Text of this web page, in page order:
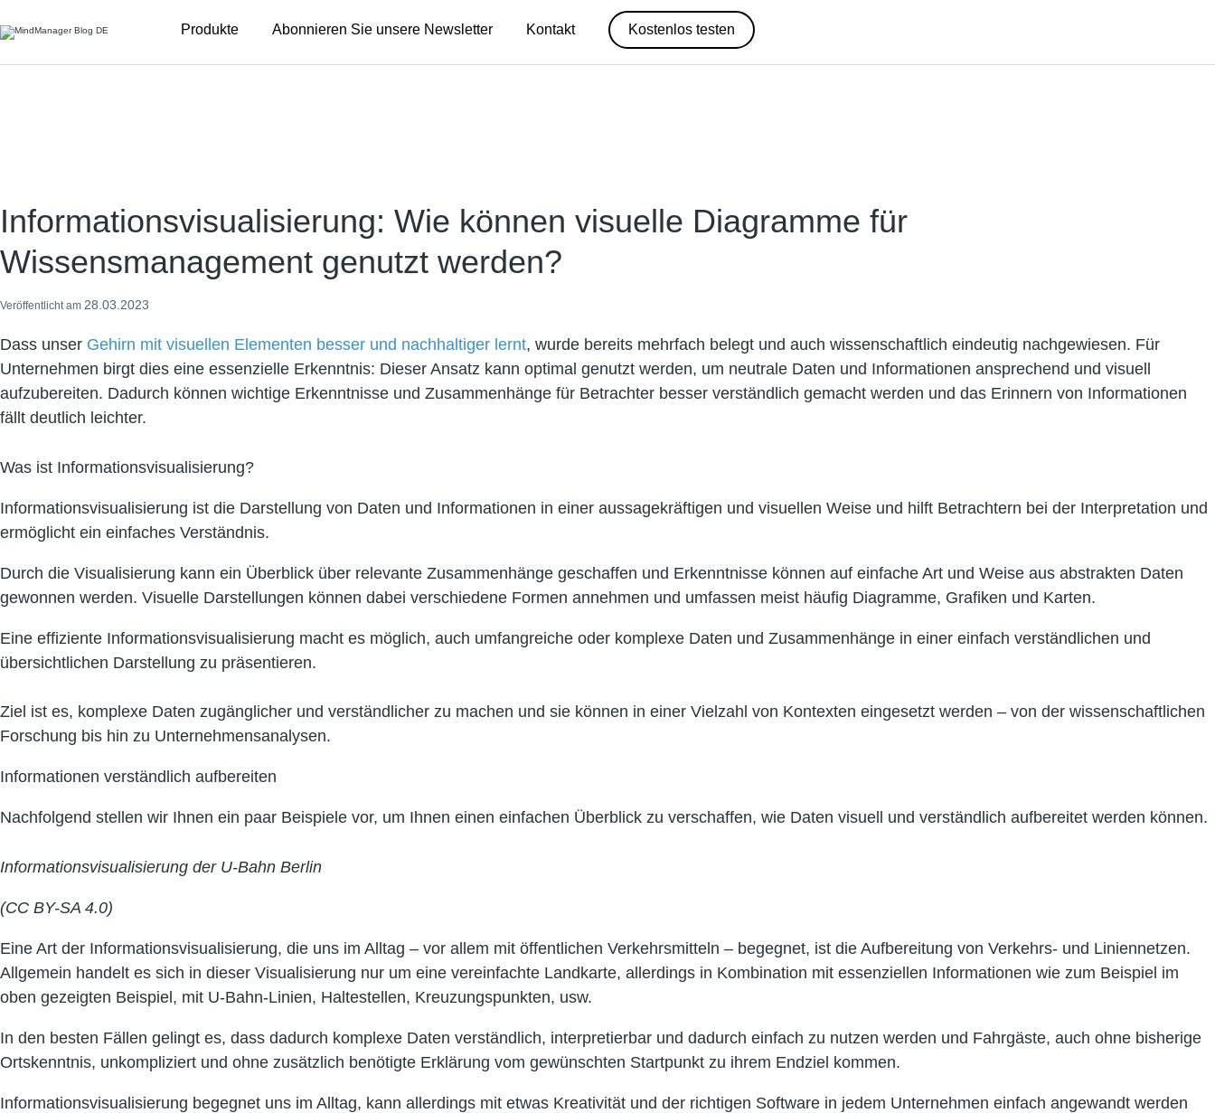
Additional
menu
Produkte Abonnieren Sie unsere Newsletter Kontakt Kostenlos testen
Informationsvisualisierung: Wie können visuelle Diagramme für
Wissensmanagement genutzt werden?
Veröffentlicht am 28.03.2023
Dass unser Gehirn mit visuellen Elementen besser und nachhaltiger lernt, wurde bereits mehrfach belegt und auch wissenschaftlich eindeutig nachgewiesen. Für
Unternehmen birgt dies eine essenzielle Erkenntnis: Dieser Ansatz kann optimal genutzt werden, um neutrale Daten und Informationen ansprechend und visuell
aufzubereiten. Dadurch können wichtige Erkenntnisse und Zusammenhänge für Betrachter besser verständlich gemacht werden und das Erinnern von Informationen
fällt deutlich leichter.
Was ist Informationsvisualisierung?
Informationsvisualisierung ist die Darstellung von Daten und Informationen in einer aussagekräftigen und visuellen Weise und hilft Betrachtern bei der Interpretation und
ermöglicht ein einfaches Verständnis.
Durch die Visualisierung kann ein Überblick über relevante Zusammenhänge geschaffen und Erkenntnisse können auf einfache Art und Weise aus abstrakten Daten
gewonnen werden. Visuelle Darstellungen können dabei verschiedene Formen annehmen und umfassen meist häufig Diagramme, Grafiken und Karten.
Eine effiziente Informationsvisualisierung macht es möglich, auch umfangreiche oder komplexe Daten und Zusammenhänge in einer einfach verständlichen und
übersichtlichen Darstellung zu präsentieren.
Ziel ist es, komplexe Daten zugänglicher und verständlicher zu machen und sie können in einer Vielzahl von Kontexten eingesetzt werden – von der wissenschaftlichen
Forschung bis hin zu Unternehmensanalysen.
Informationen verständlich aufbereiten
Nachfolgend stellen wir Ihnen ein paar Beispiele vor, um Ihnen einen einfachen Überblick zu verschaffen, wie Daten visuell und verständlich aufbereitet werden können.
Informationsvisualisierung der U-Bahn Berlin
(CC BY-SA 4.0)
Eine Art der Informationsvisualisierung, die uns im Alltag – vor allem mit öffentlichen Verkehrsmitteln – begegnet, ist die Aufbereitung von Verkehrs- und Liniennetzen.
Allgemein handelt es sich in dieser Visualisierung nur um eine vereinfachte Landkarte, allerdings in Kombination mit essenziellen Informationen wie zum Beispiel im
oben gezeigten Beispiel, mit U-Bahn-Linien, Haltestellen, Kreuzungspunkten, usw.
In den besten Fällen gelingt es, dass dadurch komplexe Daten verständlich, interpretierbar und dadurch einfach zu nutzen werden und Fahrgäste, auch ohne bisherige
Ortskenntnis, unkompliziert und ohne zusätzlich benötigte Erklärung vom gewünschten Startpunkt zu ihrem Endziel kommen.
Informationsvisualisierung begegnet uns im Alltag, kann allerdings mit etwas Kreativität und der richtigen Software in jedem Unternehmen einfach angewandt werden